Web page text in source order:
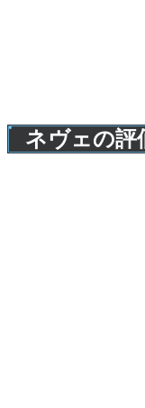
ネヴェの評